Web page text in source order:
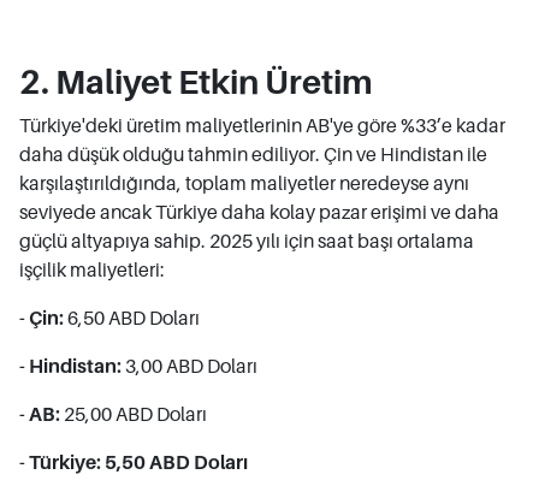
2. Maliyet Etkin Üretim
Türkiye'deki üretim maliyetlerinin AB'ye göre %33’e kadar
daha düşük olduğu tahmin ediliyor. Çin ve Hindistan ile
karşılaştırıldığında, toplam maliyetler neredeyse aynı
seviyede ancak Türkiye daha kolay pazar erişimi ve daha
güçlü altyapıya sahip. 2025 yılı için saat başı ortalama
işçilik maliyetleri:
- Çin:6,50 ABD Doları
- Hindistan: 3,00 ABD Doları
- AB: 25,00 ABD Doları
- Türkiye: 5,50 ABD Doları